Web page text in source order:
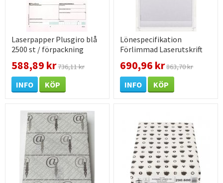
Laserpapper Plusgiro blå
2500 st / förpackning
588,89 kr736,11 kr
INFO KÖP
Lönespecifikation
Förlimmad Laserutskrift
spcs hogia 500 st /
förpackning
690,96 kr863,70 kr
INFO KÖP